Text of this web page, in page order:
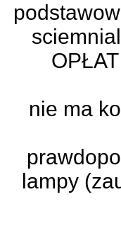
nie ma
lampy